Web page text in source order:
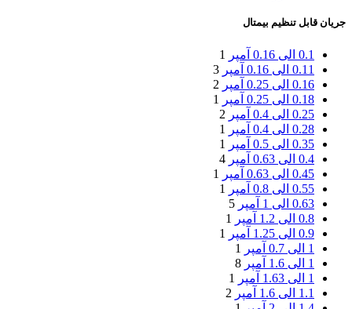
جریان قابل تنظیم بیمتال
0.1 الی 0.16 آمپر
1
0.11 الی 0.16 آمپر
3
0.16 الی 0.25 آمپر
2
0.18 الی 0.25 آمپر
1
0.25 الی 0.4 آمپر
2
0.28 الی 0.4 آمپر
1
0.35 الی 0.5 آمپر
1
0.4 الی 0.63 آمپر
4
0.45 الی 0.63 آمپر
1
0.55 الی 0.8 آمپر
1
0.63 الی 1 آمپر
5
0.8 الی 1.2 آمپر
1
0.9 الی 1.25 آمپر
1
1 الی 0.7 آمپر
1
1 الی 1.6 آمپر
8
1 الی 1.63 آمپر
1
1.1 الی 1.6 آمپر
2